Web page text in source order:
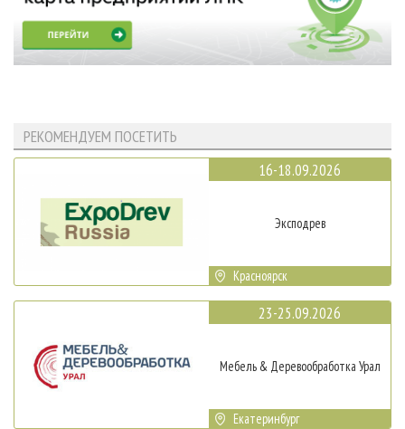
РЕКОМЕНДУЕМ ПОСЕТИТЬ
16-18.09.2026
Эксподрев
Красноярск
23-25.09.2026
Мебель & Деревообработка Урал
Екатеринбург